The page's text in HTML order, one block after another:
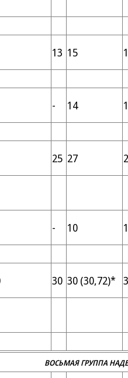
13 15
- 14
25 27
- 10
30 30 (30,72)*
ВОСЬМАЯ ГРУППА